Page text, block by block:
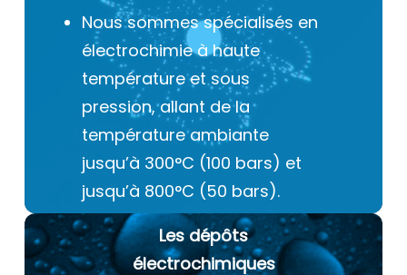
Nous sommes spécialisés en
électrochimie à haute
température et sous
pression, allant de la
température ambiante
jusqu’à 300°C (100 bars) et
jusqu’à 800°C (50 bars).
Les dépôts
électrochimiques